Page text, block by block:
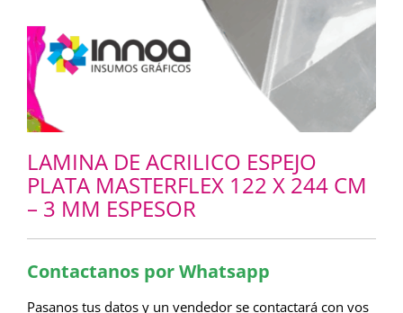
LAMINA DE ACRILICO ESPEJO
PLATA MASTERFLEX 122 X 244 CM
– 3 MM ESPESOR
Contactanos por Whatsapp
Pasanos tus datos y un vendedor se contactará con vos